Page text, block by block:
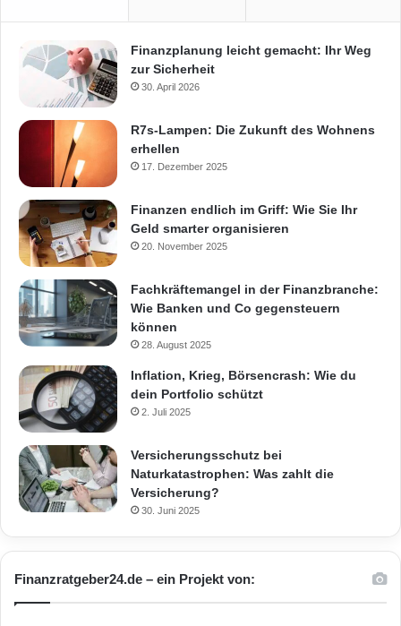
Finanzplanung leicht gemacht: Ihr Weg
zur Sicherheit
30. April 2026
R7s-Lampen: Die Zukunft des Wohnens
erhellen
17. Dezember 2025
Finanzen endlich im Griff: Wie Sie Ihr
Geld smarter organisieren
20. November 2025
Fachkräftemangel in der Finanzbranche:
Wie Banken und Co gegensteuern
können
28. August 2025
Inflation, Krieg, Börsencrash: Wie du
dein Portfolio schützt
2. Juli 2025
Versicherungsschutz bei
Naturkatastrophen: Was zahlt die
Versicherung?
30. Juni 2025
Finanzratgeber24.de – ein Projekt von: